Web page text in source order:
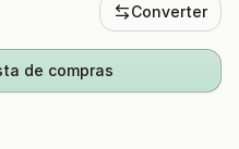
Converter
de compras